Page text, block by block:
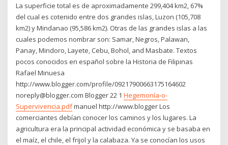
La superficie total es de aproximadamente 299,404 km2, 67%
del cual es cotenido entre dos grandes islas, Luzon (105,708
km2) y Mindanao (95,586 km2). Otras de las grandes islas a las
cuales podemos nombrar son: Samar, Negros, Palawan,
Panay, Mindoro, Layete, Cebu, Bohol, and Masbate. Textos
pocos conocidos en español sobre la Historia de Filipinas
Rafael Minuesa
http://www.blogger.com/profile/09217900663175164602
noreply@blogger.com Blogger 22 1Hegemonía-o-
Supervivencia.pdfmanuel http://www.blogger Los
comerciantes debían conocer los caminos y los lugares. La
agricultura era la principal actividad económica y se basaba en
el maíz, el chile, el frijol y la calabaza. Ya se conocían los usos